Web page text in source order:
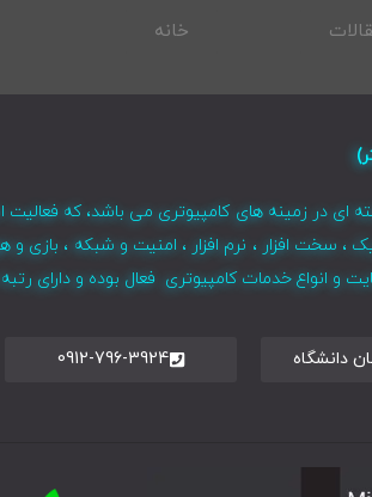
خانه
ای در زمینه های کامپیوتری می باشد، که
، سخت افزار ، نرم افزار ، امنیت و شبکه ،
و انواع خدمات کامپیوتری فعال بوده و دارای
دانشگاه 0912-796-3924